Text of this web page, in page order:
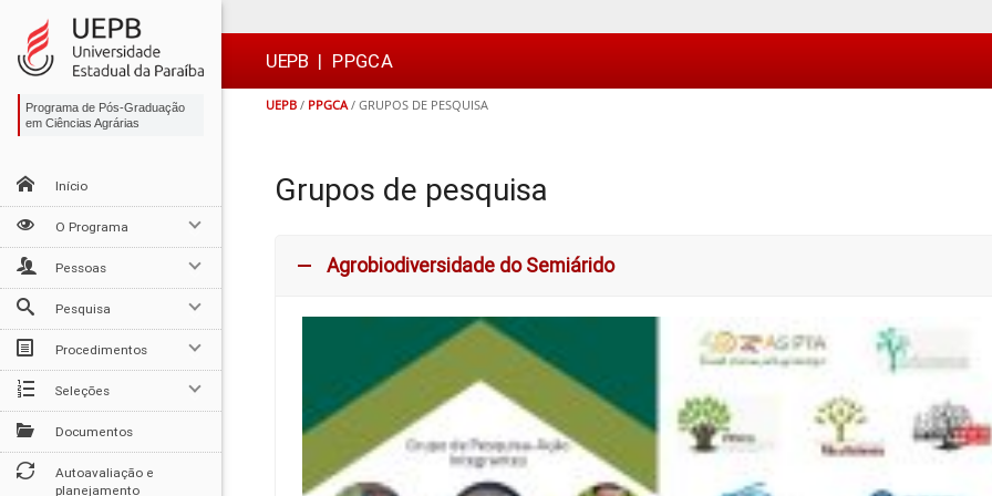
para
conteúdo
para
menu
para
busca
para
rodapé
 UEPB | PPGCA
UEPB / PPGCA/ GRUPOS DE PESQUISA
Programa de Pós-Graduação
em Ciências Agrárias
Início
O Programa
Pessoas
Pesquisa
Procedimentos
Seleções
Documentos
Autoavaliação e
planejamento
Grupos de pesquisa
Agrobiodiversidade do Semiárido